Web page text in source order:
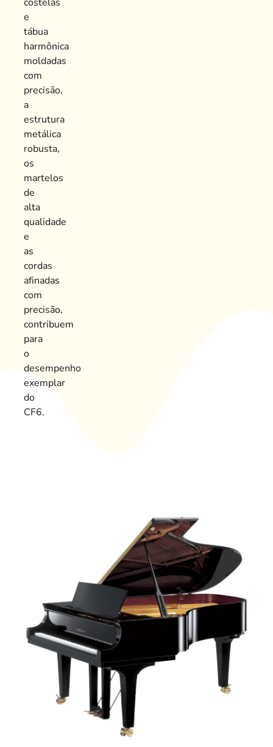
e
tábua
harmônica
moldadas
com
precisão,
a
estrutura
metálica
robusta,
os
martelos
de
alta
qualidade
e
as
cordas
afinadas
com
precisão,
contribuem
para
o
desempenho
exemplar
do
CF6.